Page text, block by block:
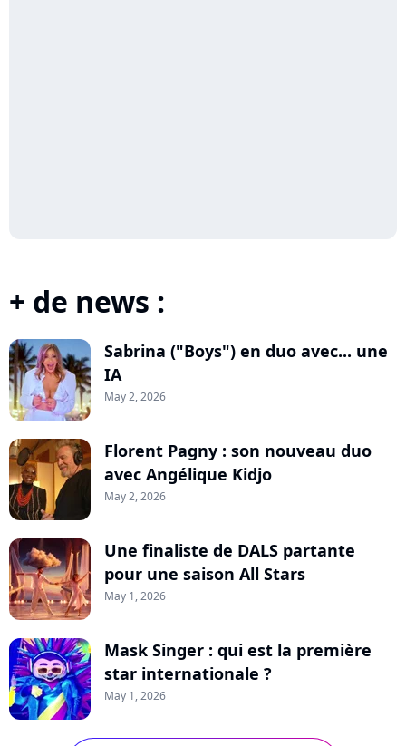
+ de news :
Sabrina ("Boys") en duo avec... une
IA
May 2, 2026
Florent Pagny : son nouveau duo
avec Angélique Kidjo
May 2, 2026
Une finaliste de DALS partante
pour une saison All Stars
May 1, 2026
Mask Singer : qui est la première
star internationale ?
May 1, 2026